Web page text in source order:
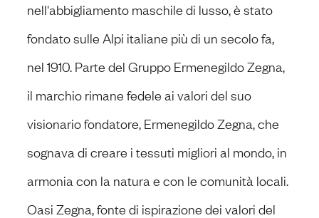
nell'abbigliamento maschile di lusso, è stato
fondato sulle Alpi italiane più di un secolo fa,
nel 1910. Parte del Gruppo Ermenegildo Zegna,
il marchio rimane fedele ai valori del suo
visionario fondatore, Ermenegildo Zegna, che
sognava di creare i tessuti migliori al mondo, in
armonia con la natura e con le comunità locali.
Oasi Zegna, fonte di ispirazione dei valori del